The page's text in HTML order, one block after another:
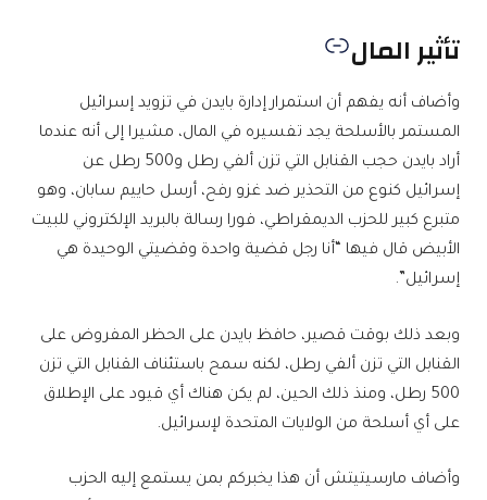
تأثير المال
وأضاف أنه يفهم أن استمرار إدارة بايدن في تزويد إسرائيل
المستمر بالأسلحة يجد تفسيره في المال، مشيرا إلى أنه عندما
أراد بايدن حجب القنابل التي تزن ألفي رطل و500 رطل عن
إسرائيل كنوع من التحذير ضد غزو رفح، أرسل حاييم سابان، وهو
متبرع كبير للحزب الديمقراطي، فورا رسالة بالبريد الإلكتروني للبيت
الأبيض قال فيها “أنا رجل قضية واحدة وقضيتي الوحيدة هي
إسرائيل”.
وبعد ذلك بوقت قصير، حافظ بايدن على الحظر المفروض على
القنابل التي تزن ألفي رطل، لكنه سمح باستئناف القنابل التي تزن
500 رطل، ومنذ ذلك الحين، لم يكن هناك أي قيود على الإطلاق
على أي أسلحة من الولايات المتحدة لإسرائيل.
وأضاف مارسيتيتش أن هذا يخبركم بمن يستمع إليه الحزب